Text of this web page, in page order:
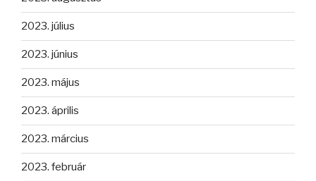
2023. július
2023. június
2023. május
2023. április
2023. március
2023. február